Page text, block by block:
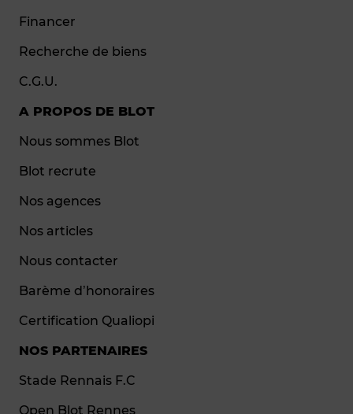
Financer
Recherche de biens
C.G.U.
A PROPOS DE BLOT
Nous sommes Blot
Blot recrute
Nos agences
Nos articles
Nous contacter
Barème d’honoraires
Certification Qualiopi
NOS PARTENAIRES
Stade Rennais F.C
Open Blot Rennes